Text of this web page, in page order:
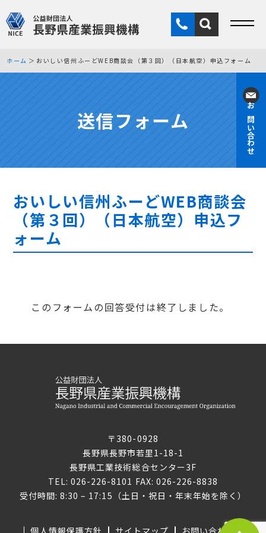
お問い合わせ
ホーム おいしい信州ふーどWEB商談会（第３回）（日本航空）申込フォーム
送信フォーム
おいしい信州ふーどWEB商談会
（第３回）（日本航空）申込フ
ォーム
このフォームの回答受付は終了しました。
〒380-0928
長野県長野市若里1-18-1
長野県工業技術総合センター3F
TEL: 026-226-8101 FAX: 026-226-8838
受付時間: 8:30 – 17:15（土日・祝日・年末年始を除く）
個人情報保護方針 サイトマップ お問い合わせ